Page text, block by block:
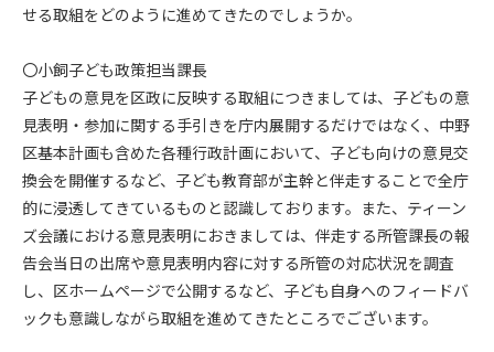
せる取組をどのように進めてきたのでしょうか。
〇小飼子ども政策担当課長
子どもの意見を区政に反映する取組につきましては、子どもの意
見表明・参加に関する手引きを庁内展開するだけではなく、中野
区基本計画も含めた各種行政計画において、子ども向けの意見交
換会を開催するなど、子ども教育部が主幹と伴走することで全庁
的に浸透してきているものと認識しております。また、ティーン
ズ会議における意見表明におきましては、伴走する所管課長の報
告会当日の出席や意見表明内容に対する所管の対応状況を調査
し、区ホームページで公開するなど、子ども自身へのフィードバ
ックも意識しながら取組を進めてきたところでございます。